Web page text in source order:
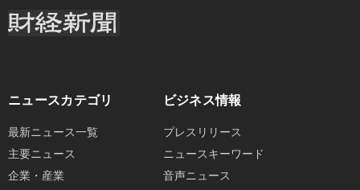
ニュースカテゴリ
最新ニュース一覧
主要ニュース
企業・産業
ビジネス情報
プレスリリース
ニュースキーワード
音声ニュース